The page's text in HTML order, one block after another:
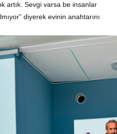
artık. Sevgi varsa be insanlar
diyerek evinin anahtarını